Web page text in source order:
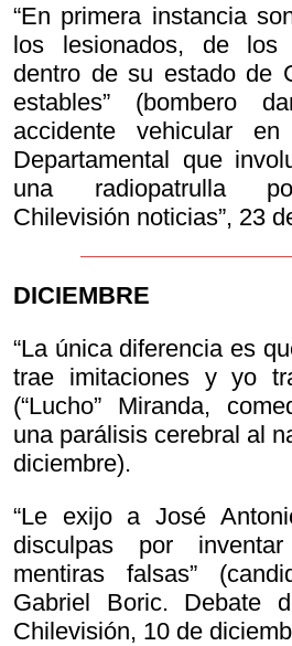
“En primera instancia
los lesionados, de
dentro de su estado de
estables” (bombero
accidente vehicular
Departamental que
una radiopatrulla
Chilevisión noticias”, 23
DICIEMBRE
“La única diferencia es
trae imitaciones y yo
(“Lucho” Miranda,
una parálisis cerebral al
diciembre).
“Le exijo a José
disculpas por
mentiras falsas”
Gabriel Boric. Debate
Chilevisión, 10 de